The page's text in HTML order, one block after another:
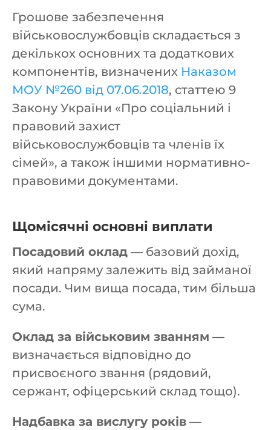
Грошове забезпечення
військовослужбовців складається з
декількох основних та додаткових
компонентів, визначених Наказом
МОУ №260 від 07.06.2018, статтею 9
Закону України «Про соціальний і
правовий захист
військовослужбовців та членів їх
сімей», а також іншими нормативно-
правовими документами.
Щомісячні основні виплати
Посадовий оклад — базовий дохід,
який напряму залежить від займаної
посади. Чим вища посада, тим більша
сума.
Оклад за військовим званням —
визначається відповідно до
присвоєного звання (рядовий,
сержант, офіцерський склад тощо).
Надбавка за вислугу років —